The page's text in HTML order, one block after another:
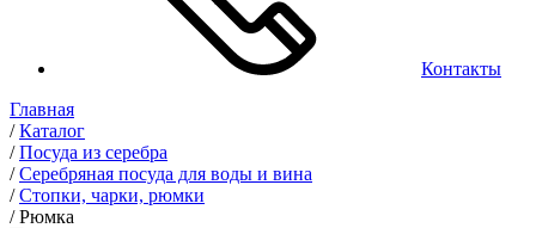
Контакты
Главная
/Каталог
/Посуда из серебра
/Серебряная посуда для воды и вина
/Стопки, чарки, рюмки
/Рюмка